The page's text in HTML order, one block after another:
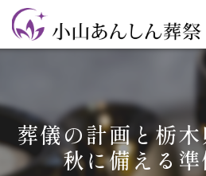
葬儀の計画と栃
秋に備える